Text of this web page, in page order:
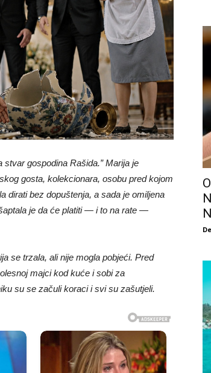
gospodina Rašida.” Marija je
gosta, kolekcionara, osobu pred kojom
dirati bez dopuštenja, a sada je omiljena
je da će platiti — i to na rate —
se trzala, ali nije mogla pobjeći. Pred
majci kod kuće i sobi za
su se začuli koraci i svi su zašutjeli.